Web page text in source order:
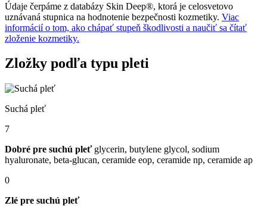
Údaje čerpáme z databázy Skin Deep®, ktorá je celosvetovo
uznávaná stupnica na hodnotenie bezpečnosti kozmetiky. Viac
informácií o tom, ako chápať stupeň škodlivosti a naučiť sa čítať
zloženie kozmetiky.
Zložky podľa typu pleti
Suchá pleť
7
Dobré pre suchú pleť glycerin, butylene glycol, sodium
hyaluronate, beta-glucan, ceramide eop, ceramide np, ceramide ap
0
Zlé pre suchú pleť